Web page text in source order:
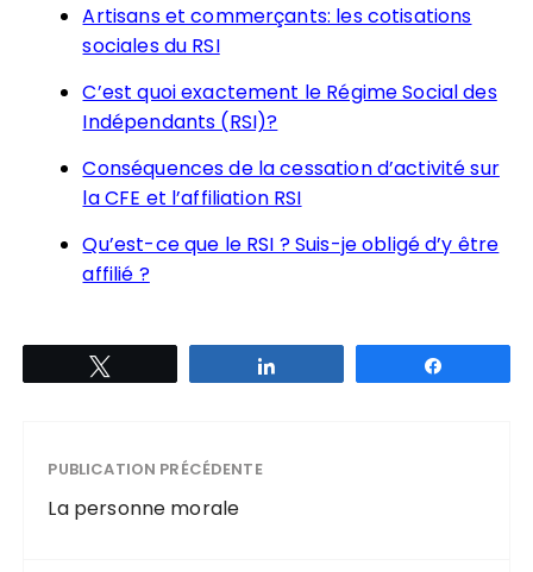
Artisans et commerçants: les cotisations
sociales du RSI
C’est quoi exactement le Régime Social des
Indépendants (RSI)?
Conséquences de la cessation d’activité sur
la CFE et l’affiliation RSI
Qu’est-ce que le RSI ? Suis-je obligé d’y être
affilié ?
PUBLICATION PRÉCÉDENTE
La personne morale